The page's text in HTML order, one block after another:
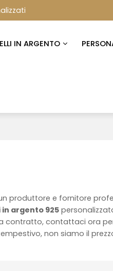
IN ARGENTO
produttore e fornitore
argento 925
contratto, contattaci ora
non siamo il